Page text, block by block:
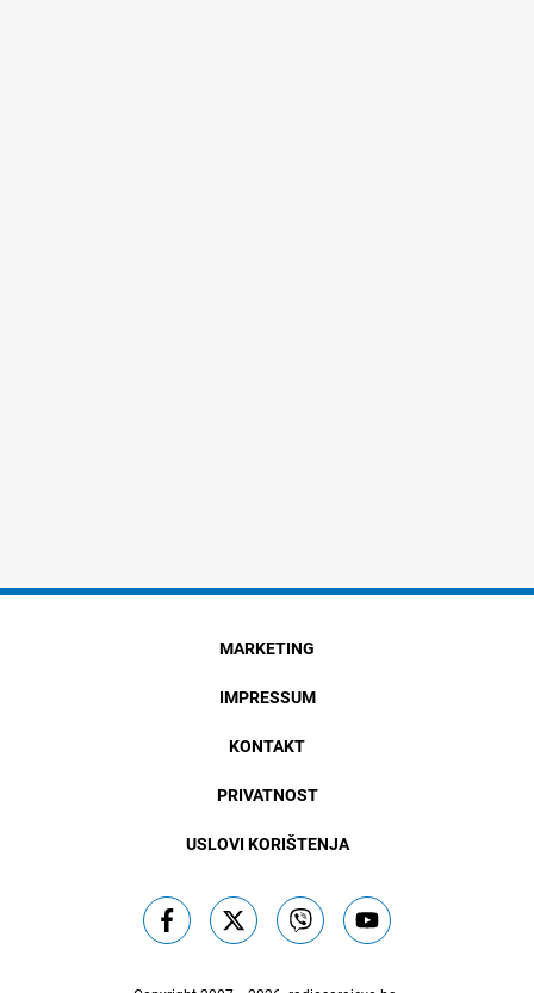
MARKETING
IMPRESSUM
KONTAKT
PRIVATNOST
USLOVI KORIŠTENJA